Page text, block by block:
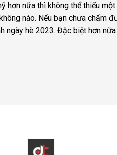
hơn nữa thì không thể thiếu
nào. Nếu bạn chưa chấm
hè 2023. Đặc biệt hơn